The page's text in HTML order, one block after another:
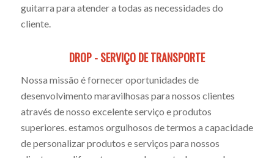
guitarra para atender a todas as necessidades do
cliente.
DROP - SERVIÇO DE TRANSPORTE
Nossa missão é fornecer oportunidades de
desenvolvimento maravilhosas para nossos clientes
através de nosso excelente serviço e produtos
superiores. estamos orgulhosos de termos a capacidade
de personalizar produtos e serviços para nossos